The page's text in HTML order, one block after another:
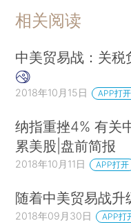
相关阅读
中美贸易战：关税
2018年10月15日 APP打开
纳指重挫4% 有关
累美股|盘前简报
2018年10月11日 APP打开
随着中美贸易战
2018年09月30日 APP打